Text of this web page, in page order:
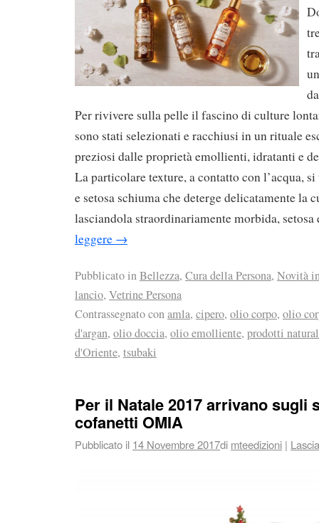
Per rivivere sulla pelle il fascino di culture
sono stati selezionati e racchiusi in un rituale
preziosi dalle proprietà emollienti, idratanti e
La particolare texture, a contatto con l’acqua,
e setosa schiuma che deterge delicatamente la
lasciandola straordinariamente morbida,
leggere →
Pubblicato inBellezza, Cura della Persona, Novità
lancio, Vetrine Persona
Contrassegnato conamla, cipero, olio corpo, olio
d'argan, olio doccia, olio emolliente, prodotti
d'Oriente, tsubaki
Per il Natale 2017 arrivano sugli
cofanetti OMIA
Pubblicato il 14 Novembre 2017di mteedizioni |